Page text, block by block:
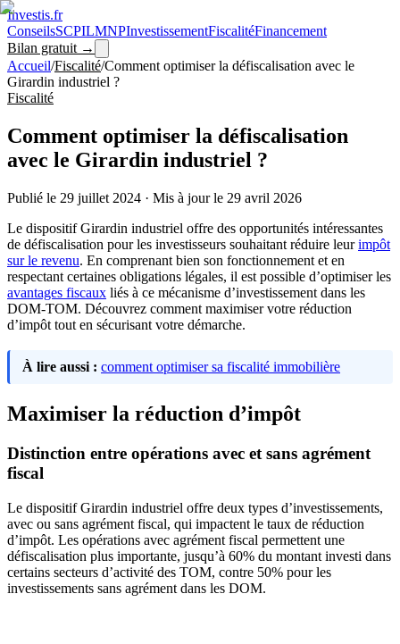
Investis.fr
ConseilsSCPILMNPInvestissementFiscalitéFinancement
Bilan gratuit →
Accueil/Fiscalité/Comment optimiser la défiscalisation avec le
Girardin industriel ?
Fiscalité
Comment optimiser la défiscalisation
avec le Girardin industriel ?
Publié le 29 juillet 2024 · Mis à jour le 29 avril 2026
Le dispositif Girardin industriel offre des opportunités intéressantes
de défiscalisation pour les investisseurs souhaitant réduire leurimpôt
sur le revenu. En comprenant bien son fonctionnement et en
respectant certaines obligations légales, il est possible d’optimiser les
avantages fiscaux liés à ce mécanisme d’investissement dans les
DOM-TOM. Découvrez comment maximiser votre réduction
d’impôt tout en sécurisant votre démarche.
À lire aussi : comment optimiser sa fiscalité immobilière
Maximiser la réduction d’impôt
Distinction entre opérations avec et sans agrément
fiscal
Le dispositif Girardin industriel offre deux types d’investissements,
avec ou sans agrément fiscal, qui impactent le taux de réduction
d’impôt. Les opérations avec agrément fiscal permettent une
défiscalisation plus importante, jusqu’à 60% du montant investi dans
certains secteurs d’activité des TOM, contre 50% pour les
investissements sans agrément dans les DOM.